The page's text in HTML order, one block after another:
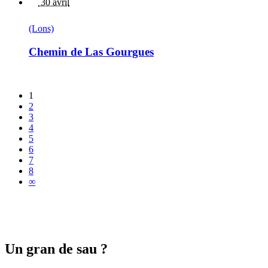
30 avril
(Lons)
Chemin de Las Gourgues
1
2
3
4
5
6
7
8
∞
Un gran de sau ?